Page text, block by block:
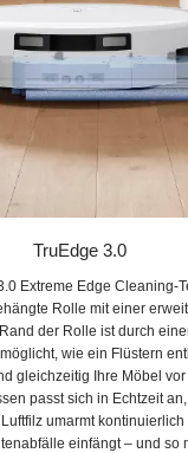
TruEdge 3.0
Extreme Edge Cleaning-
Rolle mit einer
der Rolle ist durch
wie ein Flüstern
gleichzeitig Ihre Möbel vor
passt sich in Echtzeit
umarmt
einfängt – und so